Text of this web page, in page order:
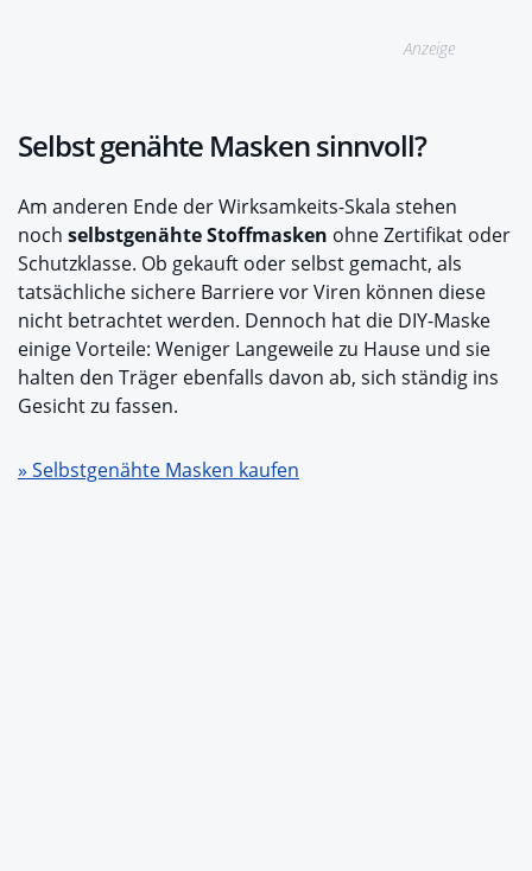
Anzeige
Selbst genähte Masken sinnvoll?
Am anderen Ende der Wirksamkeits-Skala stehen
noch selbstgenähte Stoffmasken ohne Zertifikat oder
Schutzklasse. Ob gekauft oder selbst gemacht, als
tatsächliche sichere Barriere vor Viren können diese
nicht betrachtet werden. Dennoch hat die DIY-Maske
einige Vorteile: Weniger Langeweile zu Hause und sie
halten den Träger ebenfalls davon ab, sich ständig ins
Gesicht zu fassen.
» Selbstgenähte Masken kaufen